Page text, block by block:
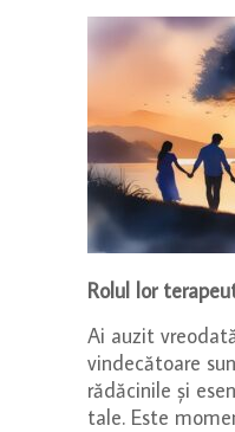
Rolul lor
Ai auzit
vindecătoare
rădăcinile și
tale. Este